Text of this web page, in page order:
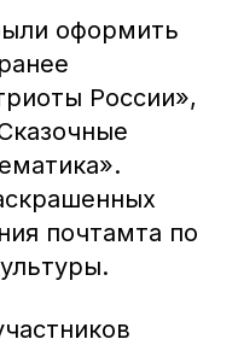
оформить
России»,
почтамта по